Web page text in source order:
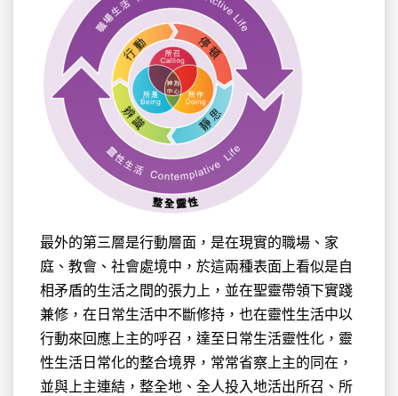
最外的第三層是行動層面，是在現實的職場、家
庭、教會、社會處境中，於這兩種表面上看似是自
相矛盾的生活之間的張力上，並在聖靈帶領下實踐
兼修，在日常生活中不斷修持，也在靈性生活中以
行動來回應上主的呼召，達至日常生活靈性化，靈
性生活日常化的整合境界，常常省察上主的同在，
並與上主連結，整全地、全人投入地活出所召、所